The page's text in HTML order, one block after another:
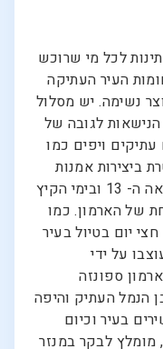
לכל מי שרוכש
העיר העתיקה
נשימה. יש מסלול
הנישאות לגובה של
עתיקים ויפים כמו
ביצירות אמנות
יפות, ארמון הרקטור שהוקם במאה ה- 13 ובימי הקיץ
של הארמון. כמו
יום בטיול בעיר
על ידי
איטלקי במאה ה- 15, ארמון ספונזה
הנמל העתיק והיפה
בעיר וכיום
מומלץ לבקר במנזר